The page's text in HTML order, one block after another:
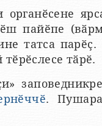
органӗсене
пайӗпе
татса парӗҫ.
тӑрӗ.
.